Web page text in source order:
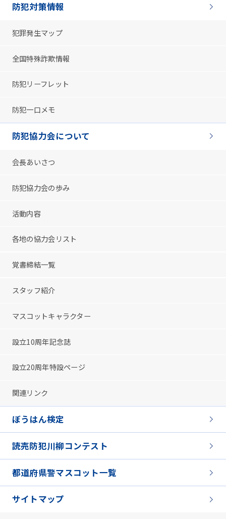
防犯対策情報
犯罪発生マップ
全国特殊詐欺情報
防犯リーフレット
防犯一口メモ
防犯協力会について
会長あいさつ
防犯協力会の歩み
活動内容
各地の協力会リスト
覚書締結一覧
スタッフ紹介
マスコットキャラクター
設立10周年記念誌
設立20周年特設ページ
関連リンク
ぼうはん検定
読売防犯川柳コンテスト
都道府県警マスコット一覧
サイトマップ